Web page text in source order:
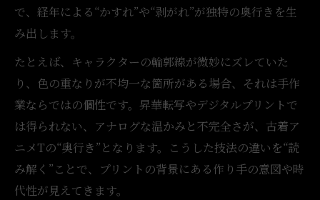
で、経年による“かすれ”や“剥がれ”が独特の奥行きを生
み出します。
たとえば、キャラクターの輪郭線が微妙にズレていた
り、色の重なりが不均一な箇所がある場合、それは手作
業ならではの個性です。昇華転写やデジタルプリントで
は得られない、アナログな温かみと不完全さが、古着ア
ニメTの“奥行き”となります。こうした技法の違いを“読
み解く”ことで、プリントの背景にある作り手の意図や時
代性が見えてきます。